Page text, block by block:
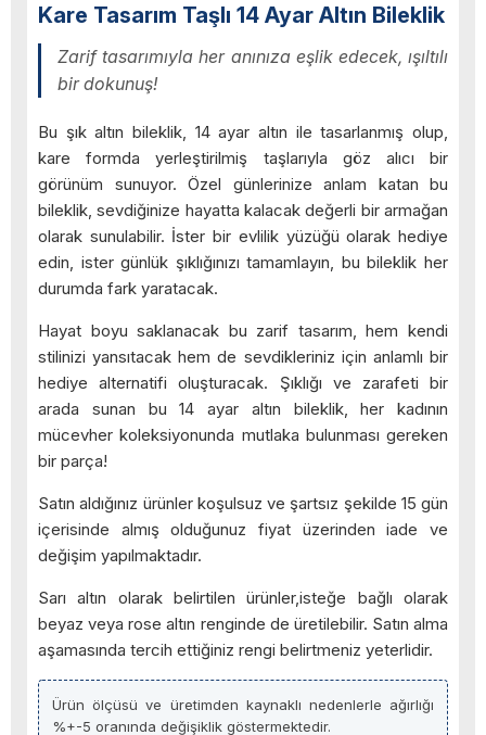
Kare Tasarım Taşlı 14 Ayar Altın Bileklik
Zarif tasarımıyla her anınıza eşlik edecek, ışıltılı
bir dokunuş!
Bu şık altın bileklik, 14 ayar altın ile tasarlanmış olup,
kare formda yerleştirilmiş taşlarıyla göz alıcı bir
görünüm sunuyor. Özel günlerinize anlam katan bu
bileklik, sevdiğinize hayatta kalacak değerli bir armağan
olarak sunulabilir. İster bir evlilik yüzüğü olarak hediye
edin, ister günlük şıklığınızı tamamlayın, bu bileklik her
durumda fark yaratacak.
Hayat boyu saklanacak bu zarif tasarım, hem kendi
stilinizi yansıtacak hem de sevdikleriniz için anlamlı bir
hediye alternatifi oluşturacak. Şıklığı ve zarafeti bir
arada sunan bu 14 ayar altın bileklik, her kadının
mücevher koleksiyonunda mutlaka bulunması gereken
bir parça!
Satın aldığınız ürünler koşulsuz ve şartsız şekilde 15 gün
içerisinde almış olduğunuz fiyat üzerinden iade ve
değişim yapılmaktadır.
Sarı altın olarak belirtilen ürünler,isteğe bağlı olarak
beyaz veya rose altın renginde de üretilebilir. Satın alma
aşamasında tercih ettiğiniz rengi belirtmeniz yeterlidir.
Ürün ölçüsü ve üretimden kaynaklı nedenlerle ağırlığı
%+-5 oranında değişiklik göstermektedir.